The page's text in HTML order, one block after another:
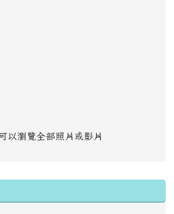
以瀏覽全部照片或影片